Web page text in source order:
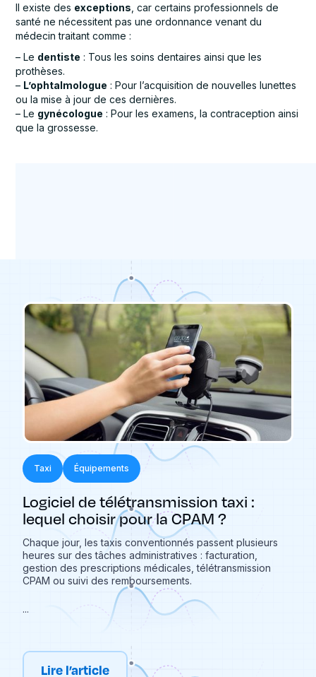
Il existe des exceptions , car certains professionnels de
santé ne nécessitent pas une ordonnance venant du
médecin traitant comme :
– Le dentiste : Tous les soins dentaires ainsi que les
prothèses.
– L’ophtalmologue : Pour l’acquisition de nouvelles lunettes
ou la mise à jour de ces dernières.
– Le gynécologue : Pour les examens, la contraception ainsi
que la grossesse.
Taxi Équipements
Logiciel de télétransmission taxi :
lequel choisir pour la CPAM ?
Chaque jour, les taxis conventionnés passent plusieurs
heures sur des tâches administratives : facturation,
gestion des prescriptions médicales, télétransmission
CPAM ou suivi des remboursements.
...
Lire l’article